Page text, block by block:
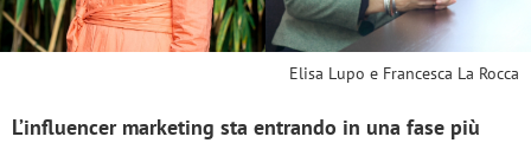
Elisa Lupo e Francesca La Rocca
L’influencer marketing sta entrando in una fase più